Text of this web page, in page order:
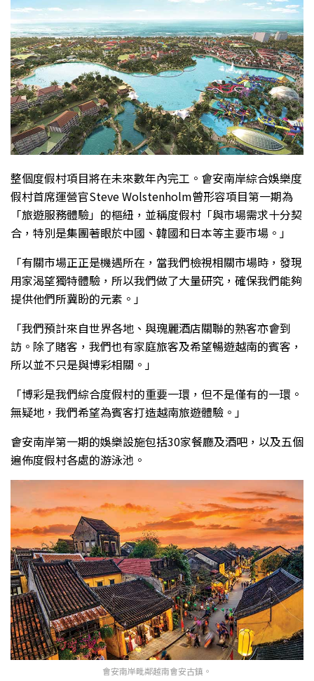
整個度假村項目將在未來數年內完工。會安南岸綜合娛樂度
假村首席運營官Steve Wolstenholm曾形容項目第一期為
「旅遊服務體驗」的樞紐，並稱度假村「與市場需求十分契
合，特別是集團著眼於中國、韓國和日本等主要市場。」
「有關市場正正是機遇所在，當我們檢視相關市場時，發現
用家渴望獨特體驗，所以我們做了大量研究，確保我們能夠
提供他們所冀盼的元素。」
「我們預計來自世界各地、與瑰麗酒店關聯的熟客亦會到
訪。除了賭客，我們也有家庭旅客及希望暢遊越南的賓客，
所以並不只是與博彩相關。」
「博彩是我們綜合度假村的重要一環，但不是僅有的一環。
無疑地，我們希望為賓客打造越南旅遊體驗。」
會安南岸第一期的娛樂設施包括30家餐廳及酒吧，以及五個
遍佈度假村各處的游泳池。
會安南岸毗鄰越南會安古鎮。